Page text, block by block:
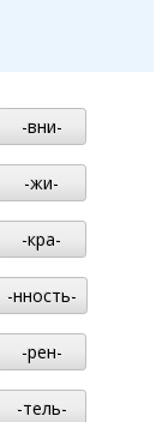
-вни-
-жи-
-кра-
-нность-
-рен-
-тель-